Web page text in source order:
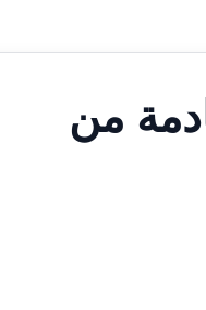
3 مسيّرات قادمة من